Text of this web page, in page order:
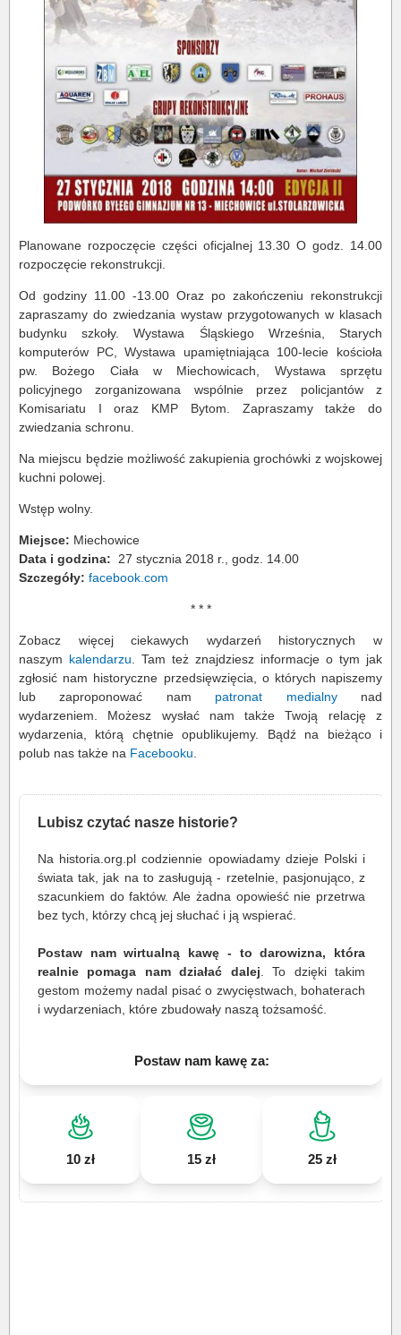
Planowane rozpoczęcie części oficjalnej 13.30 O godz. 14.00
rozpoczęcie rekonstrukcji.
Od godziny 11.00 -13.00 Oraz po zakończeniu rekonstrukcji
zapraszamy do zwiedzania wystaw przygotowanych w klasach
budynku szkoły. Wystawa Śląskiego Września, Starych
komputerów PC, Wystawa upamiętniająca 100-lecie kościoła
pw. Bożego Ciała w Miechowicach, Wystawa sprzętu
policyjnego zorganizowana wspólnie przez policjantów z
Komisariatu I oraz KMP Bytom. Zapraszamy także do
zwiedzania schronu.
Na miejscu będzie możliwość zakupienia grochówki z wojskowej
kuchni polowej.
Wstęp wolny.
Miejsce: Miechowice
Data i godzina: 27 stycznia 2018 r., godz. 14.00
Szczegóły: facebook.com
* * *
Zobacz więcej ciekawych wydarzeń historycznych w
naszym kalendarzu . Tam też znajdziesz informacje o tym jak
zgłosić nam historyczne przedsięwzięcia, o których napiszemy
lub zaproponować nam patronat medialnynad
wydarzeniem. Możesz wysłać nam także Twoją relację z
wydarzenia, którą chętnie opublikujemy. Bądź na bieżąco i
polub nas także na Facebooku
Lubisz czytać nasze historie?
Na historia.org.pl codziennie opowiadamy dzieje Polski i
świata tak, jak na to zasługują - rzetelnie, pasjonująco, z
szacunkiem do faktów. Ale żadna opowieść nie przetrwa
bez tych, którzy chcą jej słuchać i ją wspierać.
Postaw nam wirtualną kawę - to darowizna, która
realnie pomaga nam działać dalej . To dzięki takim
gestom możemy nadal pisać o zwycięstwach, bohaterach
i wydarzeniach, które zbudowały naszą tożsamość.
Postaw nam kawę za:
10 zł 15 zł 25 zł